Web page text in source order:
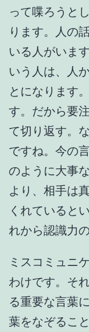
って喋ろうと
ります。人の
いる人がいま
いう人は、人
とになります
す。だから要
て切り返す。
ですね。今の
のように大事
より、相手は
くれていると
れから認識力の
ミスコミュニ
わけです。そ
る重要な言葉
葉をなぞるこ